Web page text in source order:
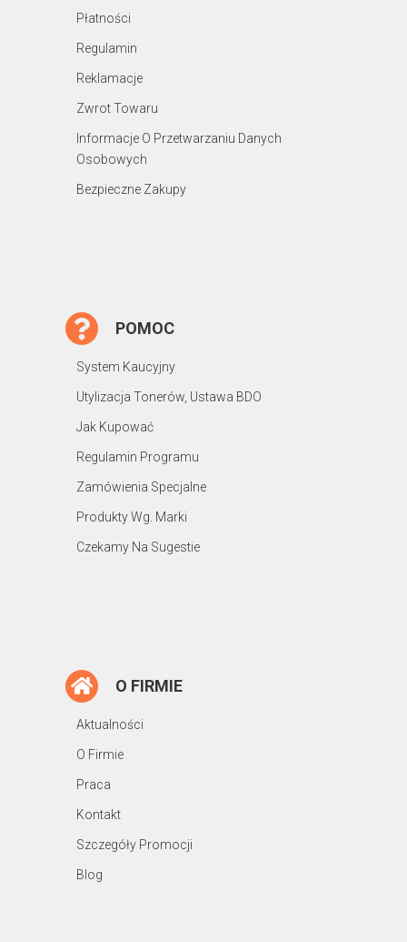
Płatności
Regulamin
Reklamacje
Zwrot Towaru
Informacje O Przetwarzaniu Danych
Osobowych
Bezpieczne Zakupy
POMOC
System Kaucyjny
Utylizacja Tonerów, Ustawa BDO
Jak Kupować
Regulamin Programu
Zamówienia Specjalne
Produkty Wg. Marki
Czekamy Na Sugestie
O FIRMIE
Aktualności
O Firmie
Praca
Kontakt
Szczegóły Promocji
Blog